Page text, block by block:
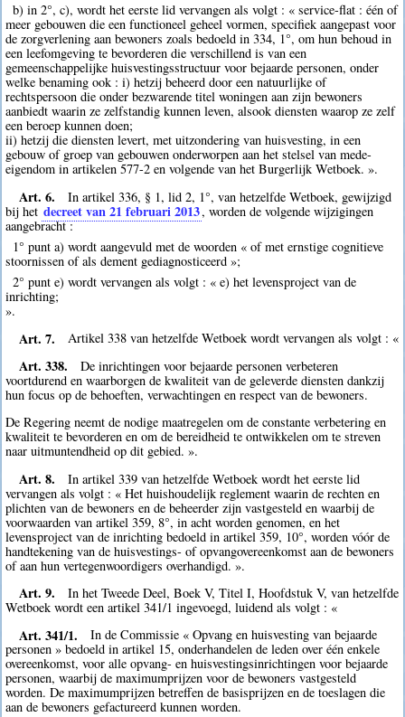
b) in 2°, c), wordt het eerste lid vervangen als volgt : « service-flat : één of
meer gebouwen die een functioneel geheel vormen, specifiek aangepast voor
de zorgverlening aan bewoners zoals bedoeld in 334, 1°, om hun behoud in
een leefomgeving te bevorderen die verschillend is van een
gemeenschappelijke huisvestingsstructuur voor bejaarde personen, onder
welke benaming ook : i) hetzij beheerd door een natuurlijke of
rechtspersoon die onder bezwarende titel woningen aan zijn bewoners
aanbiedt waarin ze zelfstandig kunnen leven, alsook diensten waarop ze zelf
een beroep kunnen doen;
ii) hetzij die diensten levert, met uitzondering van huisvesting, in een
gebouw of groep van gebouwen onderworpen aan het stelsel van mede-
eigendom in artikelen 577-2 en volgende van het Burgerlijk Wetboek. ».
Art. 6.
In artikel 336, § 1, lid 2, 1°, van hetzelfde Wetboek, gewijzigd
bij het decreet van 21 februari 2013, worden de volgende wijzigingen
aangebracht :
1° punt a) wordt aangevuld met de woorden « of met ernstige cognitieve
stoornissen of als dement gediagnosticeerd »;
2° punt e) wordt vervangen als volgt : « e) het levensproject van de
inrichting;
».
Art. 7. Artikel 338 van hetzelfde Wetboek wordt vervangen als volgt : «
Art. 338.
De inrichtingen voor bejaarde personen verbeteren
voortdurend en waarborgen de kwaliteit van de geleverde diensten dankzij
hun focus op de behoeften, verwachtingen en respect van de bewoners.
De Regering neemt de nodige maatregelen om de constante verbetering en
kwaliteit te bevorderen en om de bereidheid te ontwikkelen om te streven
naar uitmuntendheid op dit gebied. ».
Art. 8.
In artikel 339 van hetzelfde Wetboek wordt het eerste lid
vervangen als volgt : « Het huishoudelijk reglement waarin de rechten en
plichten van de bewoners en de beheerder zijn vastgesteld en waarbij de
voorwaarden van artikel 359, 8°, in acht worden genomen, en het
levensproject van de inrichting bedoeld in artikel 359, 10°, worden vóór de
handtekening van de huisvestings- of opvangovereenkomst aan de bewoners
of aan hun vertegenwoordigers overhandigd. ».
Art. 9.
In het Tweede Deel, Boek V, Titel I, Hoofdstuk V, van hetzelfde
Wetboek wordt een artikel 341/1 ingevoegd, luidend als volgt : «
Art. 341/1.
In de Commissie « Opvang en huisvesting van bejaarde
personen » bedoeld in artikel 15, onderhandelen de leden over één enkele
overeenkomst, voor alle opvang- en huisvestingsinrichtingen voor bejaarde
personen, waarbij de maximumprijzen voor de bewoners vastgesteld
worden. De maximumprijzen betreffen de basisprijzen en de toeslagen die
aan de bewoners gefactureerd kunnen worden.